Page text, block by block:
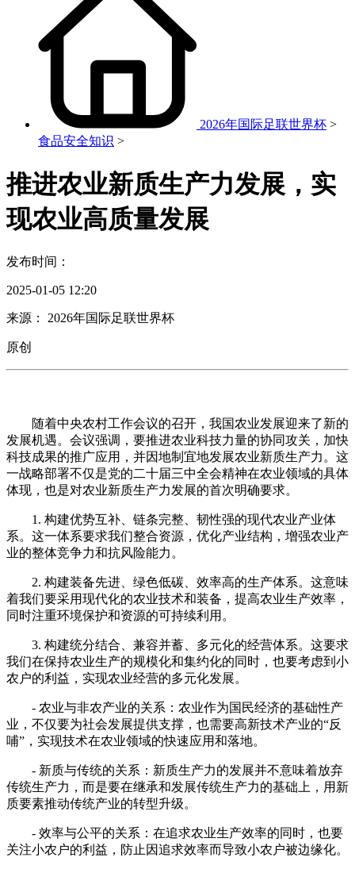
2026年国际足联世界杯 >
食品安全知识 >
推进农业新质生产力发展，实
现农业高质量发展
发布时间：
2025-01-05 12:20
来源： 2026年国际足联世界杯
原创
随着中央农村工作会议的召开，我国农业发展迎来了新的
发展机遇。会议强调，要推进农业科技力量的协同攻关，加快
科技成果的推广应用，并因地制宜地发展农业新质生产力。这
一战略部署不仅是党的二十届三中全会精神在农业领域的具体
体现，也是对农业新质生产力发展的首次明确要求。
1. 构建优势互补、链条完整、韧性强的现代农业产业体
系。这一体系要求我们整合资源，优化产业结构，增强农业产
业的整体竞争力和抗风险能力。
2. 构建装备先进、绿色低碳、效率高的生产体系。这意味
着我们要采用现代化的农业技术和装备，提高农业生产效率，
同时注重环境保护和资源的可持续利用。
3. 构建统分结合、兼容并蓄、多元化的经营体系。这要求
我们在保持农业生产的规模化和集约化的同时，也要考虑到小
农户的利益，实现农业经营的多元化发展。
- 农业与非农产业的关系：农业作为国民经济的基础性产
业，不仅要为社会发展提供支撑，也需要高新技术产业的“反
哺”，实现技术在农业领域的快速应用和落地。
- 新质与传统的关系：新质生产力的发展并不意味着放弃
传统生产力，而是要在继承和发展传统生产力的基础上，用新
质要素推动传统产业的转型升级。
- 效率与公平的关系：在追求农业生产效率的同时，也要
关注小农户的利益，防止因追求效率而导致小农户被边缘化。